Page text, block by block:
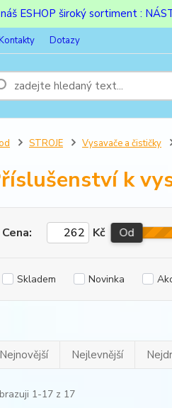
ESHOP široký sortiment :
Dotazy
STROJE Vysavače a čističky
k
Cena: Kč Od
Skladem Novinka
Nejnovější Nejlevnější
1-17 z 17